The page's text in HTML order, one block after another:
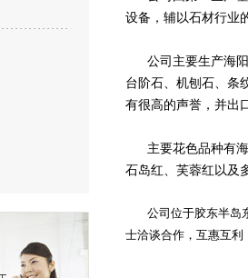
设备，辅以石材行业
公司主要生产海阳
台阶石、机刨石、条
有很高的声誉，并出
主要花色品种有海
石岛红、芙蓉红以及
公司位于胶东半岛东
士洽谈合作，互惠互利